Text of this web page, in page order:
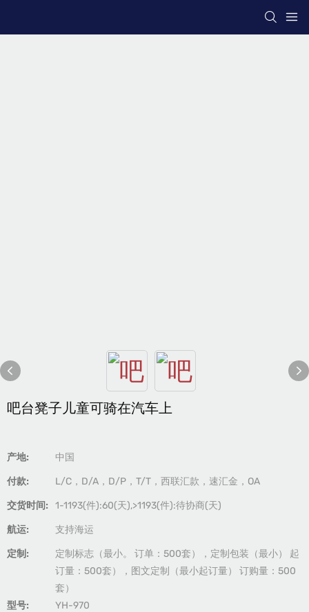
吧台凳子儿童可骑在汽车上
产地: 中国
付款: L/C，D/A，D/P，T/T，西联汇款，速汇金，OA
交货时间: 1-1193(件):60(天),>1193(件):待协商(天)
航运: 支持海运
定制:
定制标志（最小。 订单：500套），定制包装（最小） 起
订量：500套），图文定制（最小起订量） 订购量：500
套）
型号:
YH-970